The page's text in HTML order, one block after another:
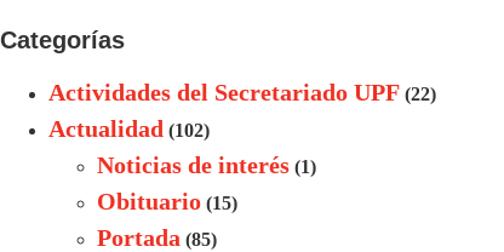
Categorías
Actividades del Secretariado UPF (22)
Actualidad (102)
Noticias de interés (1)
Obituario (15)
Portada (85)